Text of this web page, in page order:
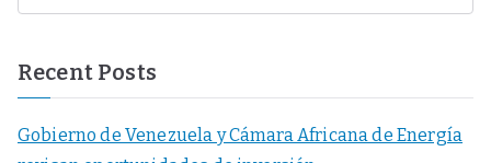
Recent Posts
Gobierno de Venezuela y Cámara Africana de Energía